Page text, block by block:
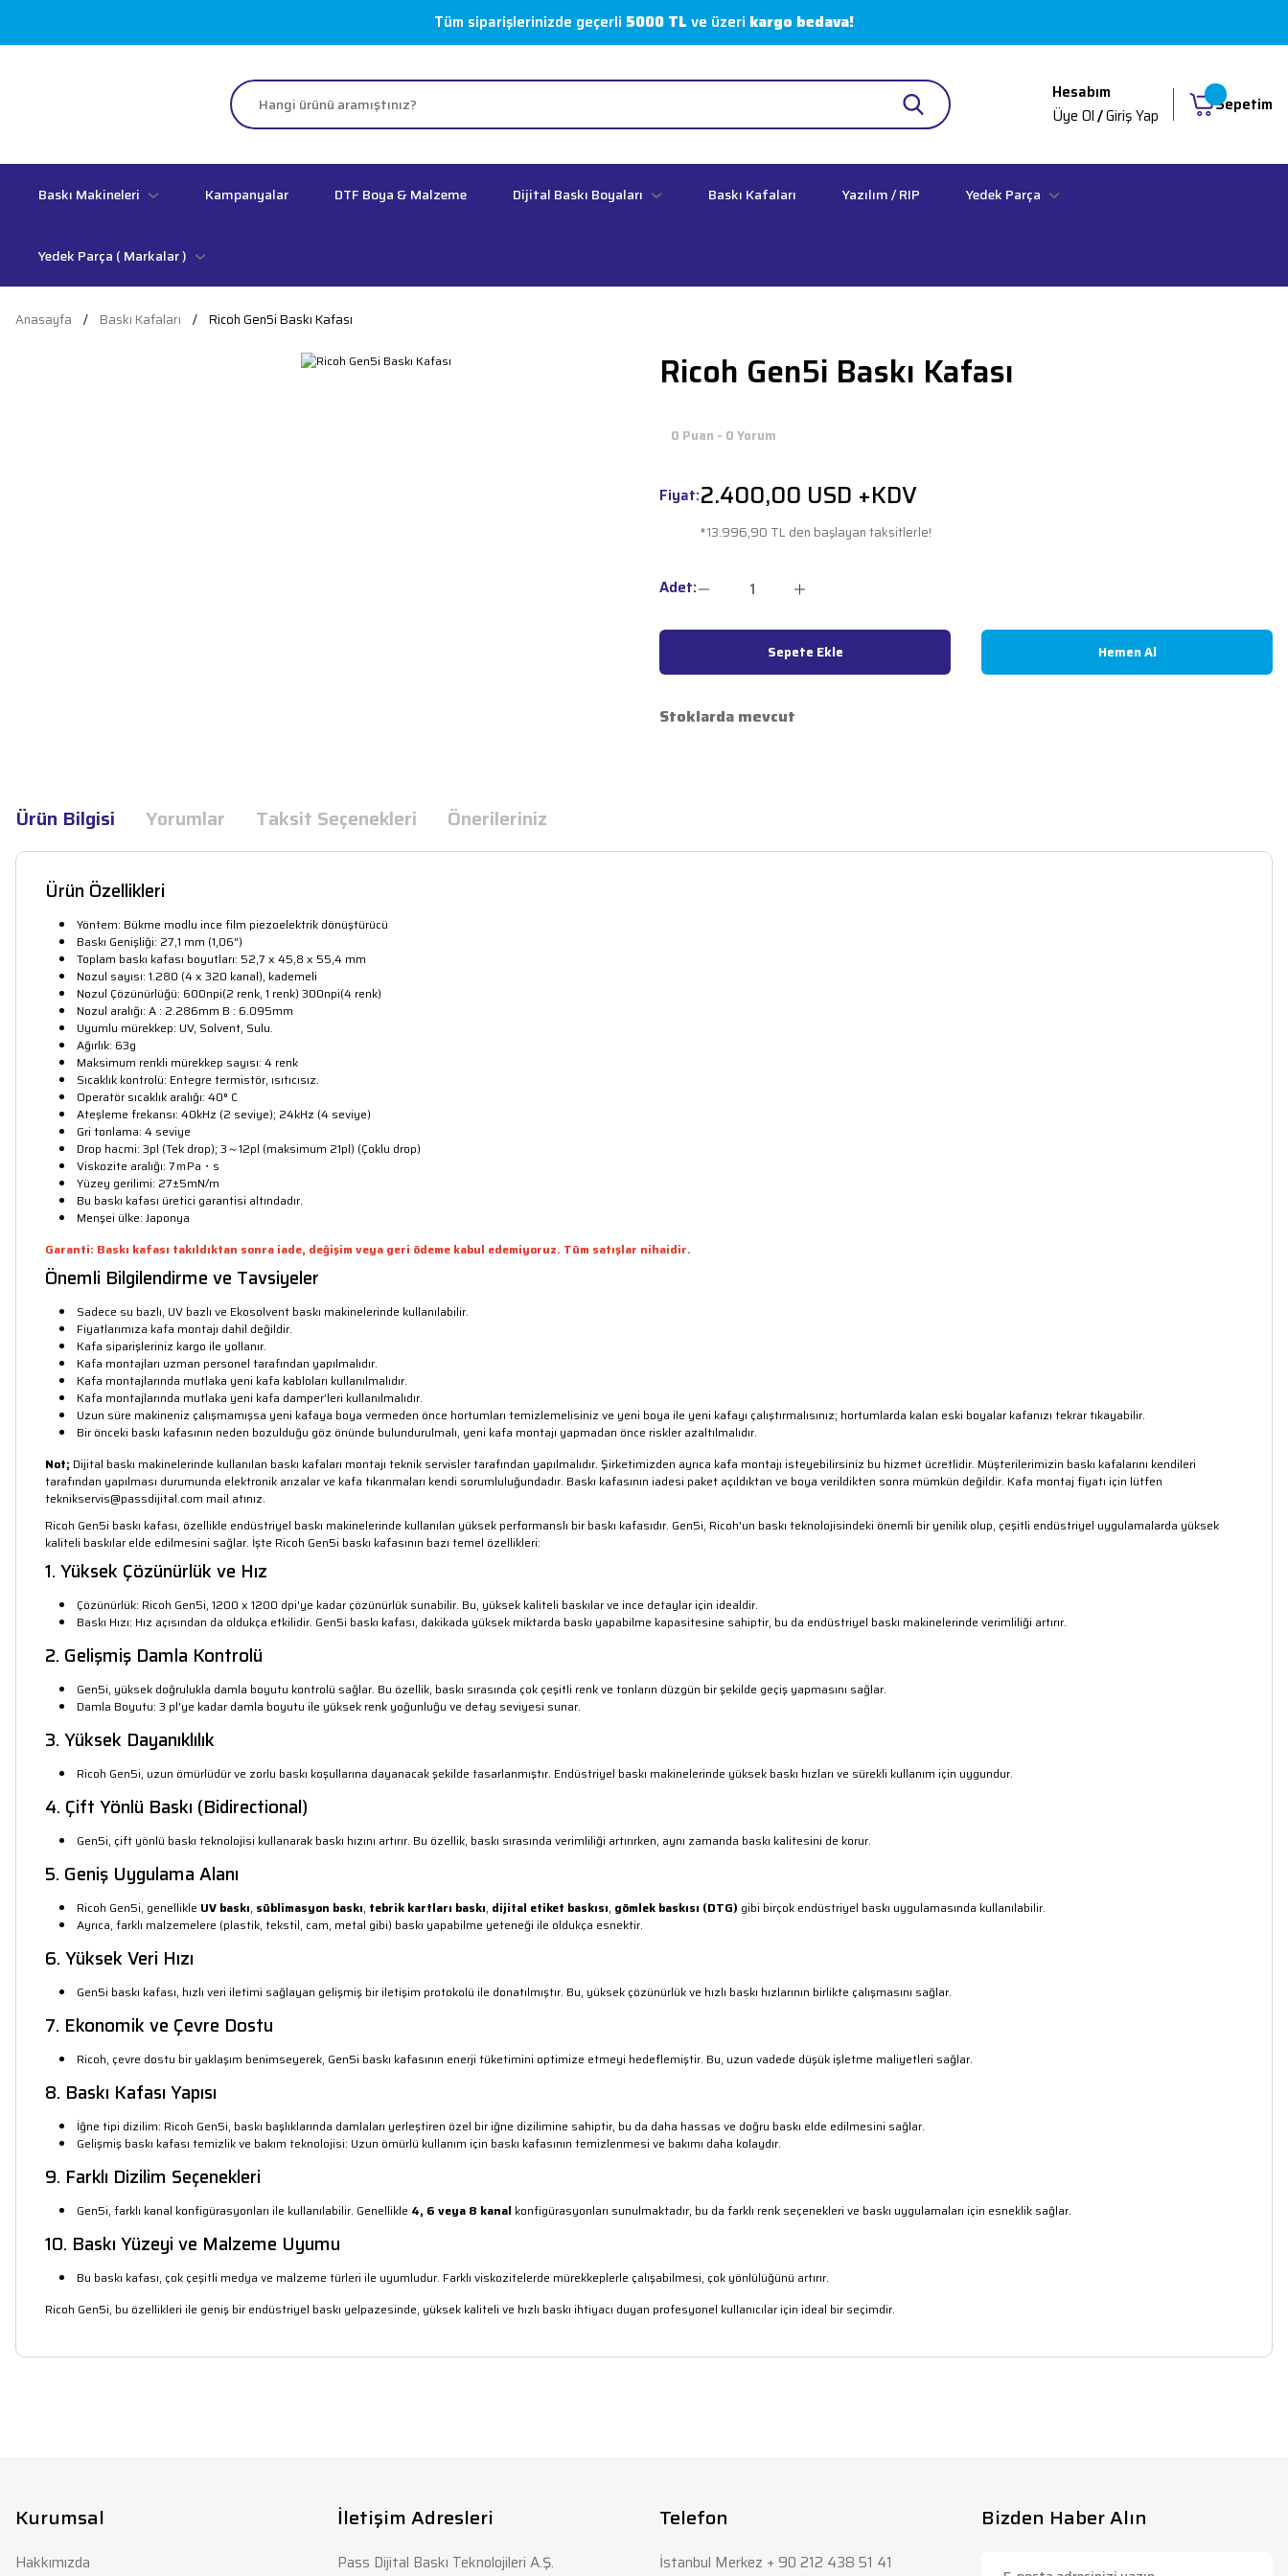
Tüm siparişlerinizde geçerli 5000 TL ve üzeri kargo bedava!
Hesabım
Üye Ol/Giriş Yap
Sepetim
Baskı Makineleri Kampanyalar DTF Boya & Malzeme Dijital Baskı Boyaları Baskı Kafaları Yazılım / RIP Yedek Parça
Yedek Parça ( Markalar )
Anasayfa Baskı Kafaları Ricoh Gen5i Baskı Kafası
Ricoh Gen5i Baskı Kafası
0 Puan - 0 Yorum
Fiyat:2.400,00 USD +KDV
*13.996,90 TL den başlayan taksitlerle!
Adet:
Sepete Ekle Hemen Al
Stoklarda mevcut
Ürün Bilgisi Yorumlar Taksit Seçenekleri Önerileriniz
Ürün Özellikleri
Yöntem: Bükme modlu ince film piezoelektrik dönüştürücü
Baskı Genişliği: 27,1 mm (1,06")
Toplam baskı kafası boyutları: 52,7 x 45,8 x 55,4 mm
Nozul sayısı: 1.280 (4 x 320 kanal), kademeli
Nozul Çözünürlüğü: 600npi(2 renk, 1 renk) 300npi(4 renk)
Nozul aralığı: A : 2.286mm B : 6.095mm
Uyumlu mürekkep: UV, Solvent, Sulu.
Ağırlık: 63g
Maksimum renkli mürekkep sayısı: 4 renk
Sıcaklık kontrolü: Entegre termistör, ısıtıcısız.
Operatör sıcaklık aralığı: 40° C
Ateşleme frekansı: 40kHz (2 seviye); 24kHz (4 seviye)
Gri tonlama: 4 seviye
Drop hacmi: 3pl (Tek drop); 3～12pl (maksimum 21pl) (Çoklu drop)
Viskozite aralığı: 7ｍPa・s
Yüzey gerilimi: 27±5mN/m
Bu baskı kafası üretici garantisi altındadır.
Menşei ülke: Japonya
Garanti: Baskı kafası takıldıktan sonra iade, değişim veya geri ödeme kabul edemiyoruz. Tüm satışlar nihaidir.
Önemli Bilgilendirme ve Tavsiyeler
Sadece su bazlı, UV bazlı ve Ekosolvent baskı makinelerinde kullanılabilir.
Fiyatlarımıza kafa montajı dahil değildir.
Kafa siparişleriniz kargo ile yollanır.
Kafa montajları uzman personel tarafından yapılmalıdır.
Kafa montajlarında mutlaka yeni kafa kabloları kullanılmalıdır.
Kafa montajlarında mutlaka yeni kafa damper’leri kullanılmalıdır.
Uzun süre makineniz çalışmamışsa yeni kafaya boya vermeden önce hortumları temizlemelisiniz ve yeni boya ile yeni kafayı çalıştırmalısınız; hortumlarda kalan eski boyalar kafanızı tekrar tıkayabilir.
Bir önceki baskı kafasının neden bozulduğu göz önünde bulundurulmalı, yeni kafa montajı yapmadan önce riskler azaltılmalıdır.
Not; Dijital baskı makinelerinde kullanılan baskı kafaları montajı teknik servisler tarafından yapılmalıdır. Şirketimizden ayrıca kafa montajı isteyebilirsiniz bu hizmet ücretlidir. Müşterilerimizin baskı kafalarını kendileri
tarafından yapılması durumunda elektronik arızalar ve kafa tıkanmaları kendi sorumluluğundadır. Baskı kafasının iadesi paket açıldıktan ve boya verildikten sonra mümkün değildir. Kafa montaj fiyatı için lütfen
teknikservis@passdijital.com mail atınız.
Ricoh Gen5i baskı kafası, özellikle endüstriyel baskı makinelerinde kullanılan yüksek performanslı bir baskı kafasıdır. Gen5i, Ricoh'un baskı teknolojisindeki önemli bir yenilik olup, çeşitli endüstriyel uygulamalarda yüksek
kaliteli baskılar elde edilmesini sağlar. İşte Ricoh Gen5i baskı kafasının bazı temel özellikleri:
1. Yüksek Çözünürlük ve Hız
Çözünürlük: Ricoh Gen5i, 1200 x 1200 dpi'ye kadar çözünürlük sunabilir. Bu, yüksek kaliteli baskılar ve ince detaylar için idealdir.
Baskı Hızı: Hız açısından da oldukça etkilidir. Gen5i baskı kafası, dakikada yüksek miktarda baskı yapabilme kapasitesine sahiptir, bu da endüstriyel baskı makinelerinde verimliliği artırır.
2. Gelişmiş Damla Kontrolü
Gen5i, yüksek doğrulukla damla boyutu kontrolü sağlar. Bu özellik, baskı sırasında çok çeşitli renk ve tonların düzgün bir şekilde geçiş yapmasını sağlar.
Damla Boyutu: 3 pl'ye kadar damla boyutu ile yüksek renk yoğunluğu ve detay seviyesi sunar.
3. Yüksek Dayanıklılık
Ricoh Gen5i, uzun ömürlüdür ve zorlu baskı koşullarına dayanacak şekilde tasarlanmıştır. Endüstriyel baskı makinelerinde yüksek baskı hızları ve sürekli kullanım için uygundur.
4. Çift Yönlü Baskı (Bidirectional)
Gen5i, çift yönlü baskı teknolojisi kullanarak baskı hızını artırır. Bu özellik, baskı sırasında verimliliği artırırken, aynı zamanda baskı kalitesini de korur.
5. Geniş Uygulama Alanı
Ricoh Gen5i, genellikle UV baskı, süblimasyon baskı, tebrik kartları baskı, dijital etiket baskısı, gömlek baskısı (DTG) gibi birçok endüstriyel baskı uygulamasında kullanılabilir.
Ayrıca, farklı malzemelere (plastik, tekstil, cam, metal gibi) baskı yapabilme yeteneği ile oldukça esnektir.
6. Yüksek Veri Hızı
Gen5i baskı kafası, hızlı veri iletimi sağlayan gelişmiş bir iletişim protokolü ile donatılmıştır. Bu, yüksek çözünürlük ve hızlı baskı hızlarının birlikte çalışmasını sağlar.
7. Ekonomik ve Çevre Dostu
Ricoh, çevre dostu bir yaklaşım benimseyerek, Gen5i baskı kafasının enerji tüketimini optimize etmeyi hedeflemiştir. Bu, uzun vadede düşük işletme maliyetleri sağlar.
8. Baskı Kafası Yapısı
İğne tipi dizilim: Ricoh Gen5i, baskı başlıklarında damlaları yerleştiren özel bir iğne dizilimine sahiptir, bu da daha hassas ve doğru baskı elde edilmesini sağlar.
Gelişmiş baskı kafası temizlik ve bakım teknolojisi: Uzun ömürlü kullanım için baskı kafasının temizlenmesi ve bakımı daha kolaydır.
9. Farklı Dizilim Seçenekleri
Gen5i, farklı kanal konfigürasyonları ile kullanılabilir. Genellikle 4, 6 veya 8 kanal konfigürasyonları sunulmaktadır, bu da farklı renk seçenekleri ve baskı uygulamaları için esneklik sağlar.
10. Baskı Yüzeyi ve Malzeme Uyumu
Bu baskı kafası, çok çeşitli medya ve malzeme türleri ile uyumludur. Farklı viskozitelerde mürekkeplerle çalışabilmesi, çok yönlülüğünü artırır.
Ricoh Gen5i, bu özellikleri ile geniş bir endüstriyel baskı yelpazesinde, yüksek kaliteli ve hızlı baskı ihtiyacı duyan profesyonel kullanıcılar için ideal bir seçimdir.
Ürün açıklamasında eksik bilgiler bulunuyor.
Ürün fiyatı diğer sitelerden daha pahalı.
Kurumsal
Hakkımızda
İletişim Adresleri
Pass Dijital Baskı Teknolojileri A.Ş.
Telefon
İstanbul Merkez + 90 212 438 51 41
Bizden Haber Alın